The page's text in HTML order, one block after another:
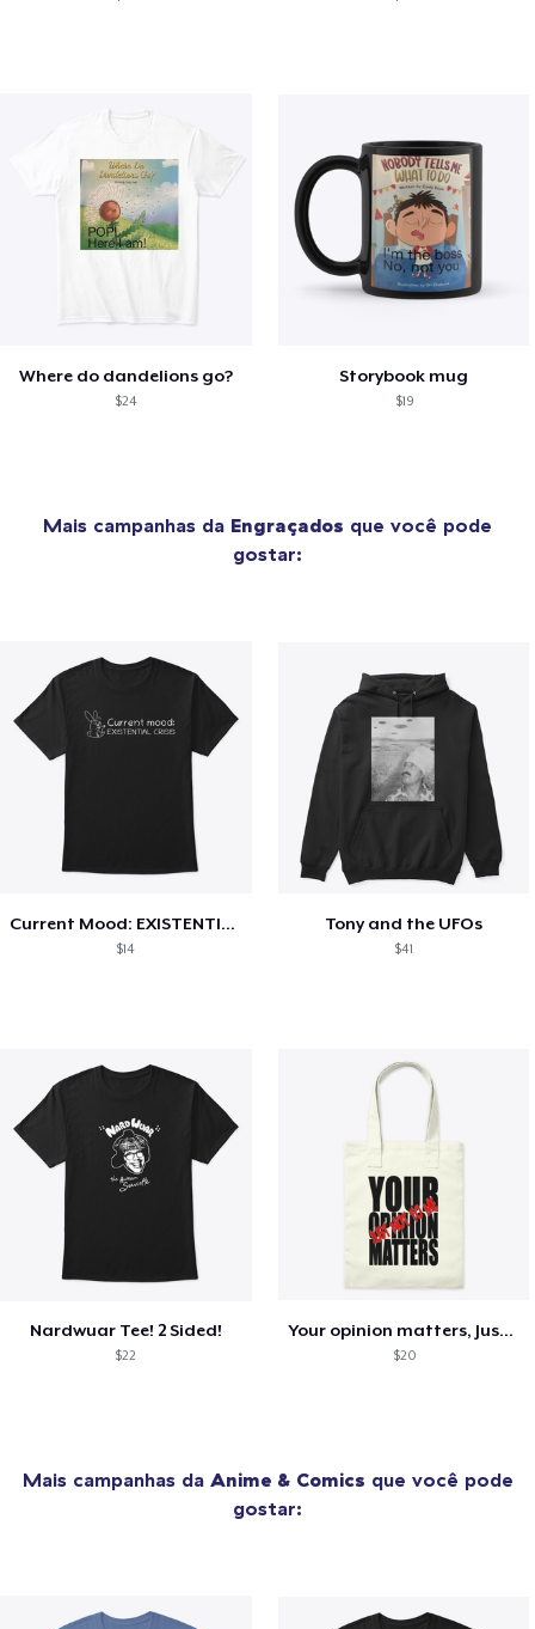
Where do dandelions go?
$24
Storybook mug
$19
Mais campanhas da Engraçados que você pode
gostar:
Current Mood: EXISTENTIAL CRISIS
$14
Tony and the UFOs
$41
Nardwuar Tee! 2 Sided!
$22
Your opinion matters, Just not to me!
$20
Mais campanhas da Anime & Comics que você pode
gostar: